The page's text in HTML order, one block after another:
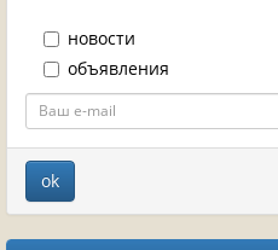
новости
объявления